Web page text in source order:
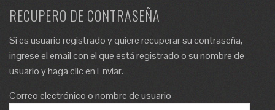
RECUPERO DE CONTRASEÑA
Si es usuario registrado y quiere recuperar su contraseña,
ingrese el email con el que está registrado o su nombre de
usuario y haga clic en Enviar.
Correo electrónico o nombre de usuario